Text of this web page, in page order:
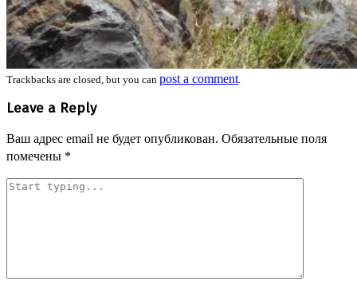
Trackbacks are closed, but you can post a comment.
Leave a Reply
Ваш адрес email не будет опубликован. Обязательные поля
помечены *